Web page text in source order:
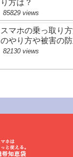
り方は？
85829 views
スマホの乗っ取り
のやり方や被害の
82130 views